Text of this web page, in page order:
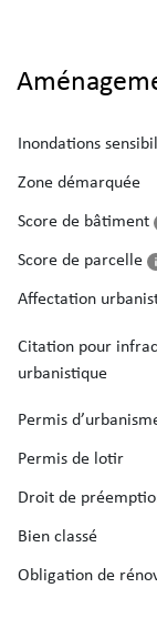
Inondations
Zone démarquée
Score de bâtiment
Score de parcelle
Affectation
Citation pour
urbanistique
Permis
Permis de lotir
Droit de
Bien classé
Obligation de